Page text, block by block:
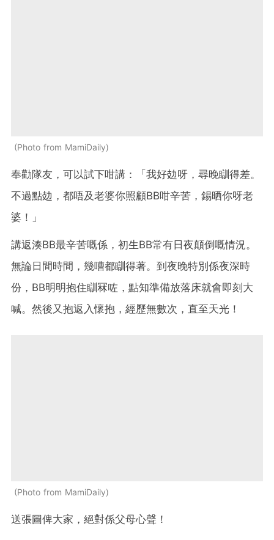
Photo from MamiDaily
奉勸隊友，可以試下咁講：「我好攰呀，尋晚瞓得差。
不過點攰，都唔及老婆你照顧BB咁辛苦，錫晒你呀老
婆！」
講返湊BB最辛苦嘅係，初生BB常有日夜顛倒嘅情況。
無論日間時間，幾嘈都瞓得著。到夜晚特別係夜深時
份，BB明明抱住瞓冧咗，點知準備放落床就會即刻大
喊。然後又抱返入懷抱，經歷無數次，直至天光！
Photo from MamiDaily
送張圖俾大家，絕對係父母心聲！